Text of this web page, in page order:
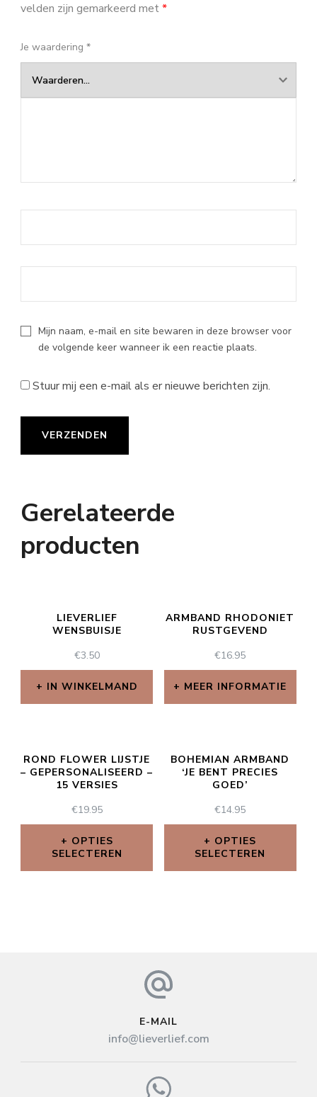
velden zijn gemarkeerd met*
Je waardering *
Mijn naam, e-mail en site bewaren in deze browser voor
de volgende keer wanneer ik een reactie plaats.
Stuur mij een e-mail als er nieuwe berichten zijn.
Gerelateerde
producten
LIEVERLIEF
WENSBUISJE
€3.50
IN WINKELMAND
ARMBAND RHODONIET
RUSTGEVEND
€16.95
MEER INFORMATIE
ROND FLOWER LIJSTJE
– GEPERSONALISEERD –
15 VERSIES
€19.95
OPTIES
SELECTEREN
BOHEMIAN ARMBAND
‘JE BENT PRECIES
GOED’
€14.95
OPTIES
SELECTEREN
E-MAIL
info@lieverlief.com